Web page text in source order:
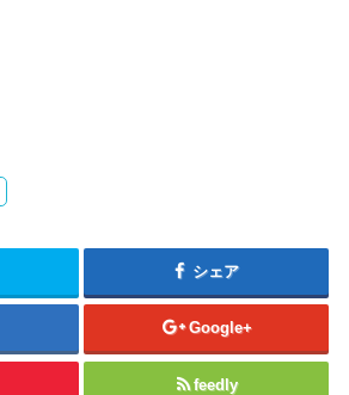
シェア
Google+
feedly